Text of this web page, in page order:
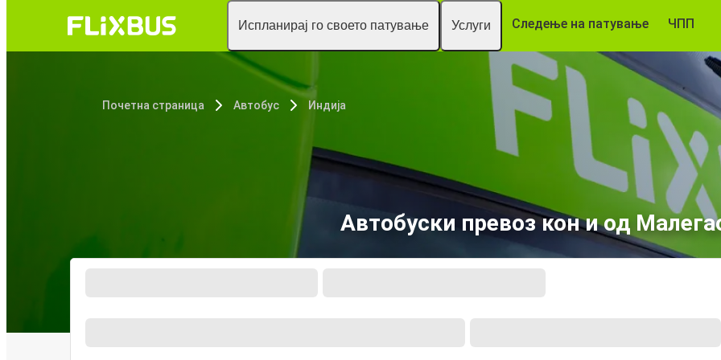
Испланирај го своето патување Услуги Следење на патување ЧПП
Почетна страница Автобус Индија
Автобуски превоз кон и од